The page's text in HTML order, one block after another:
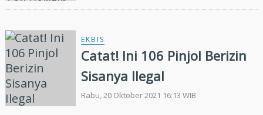
EKBIS
Catat! Ini 106 Pinjol Berizin
Sisanya Ilegal
Rabu, 20 Oktober 2021 16:13 WIB